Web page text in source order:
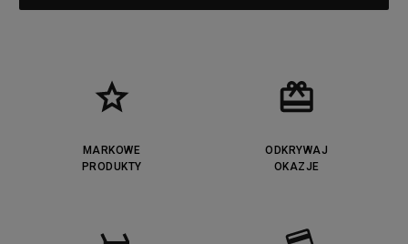
MARKOWE
PRODUKTY
ODKRYWAJ
OKAZJE